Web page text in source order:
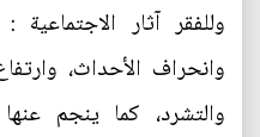
وللفقر آثار
وانحراف الأحداث،
والتشرد، كما ينجم